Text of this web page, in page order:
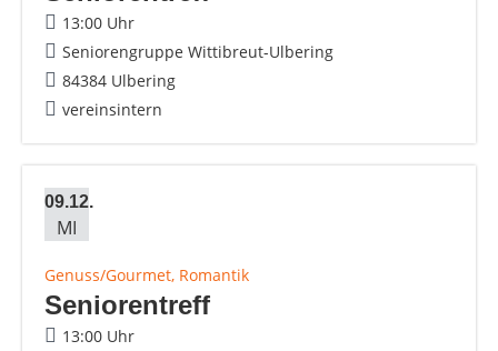
13:00 Uhr
Seniorengruppe Wittibreut-Ulbering
84384 Ulbering
vereinsintern
09.12.
MI
Genuss/Gourmet, Romantik
Seniorentreff
13:00 Uhr